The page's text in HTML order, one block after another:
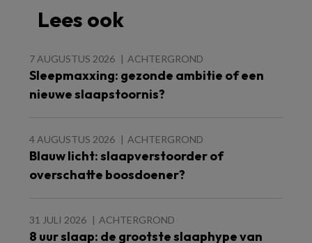
Lees ook
7 AUGUSTUS 2026 ACHTERGROND
Sleepmaxxing: gezonde ambitie of een
nieuwe slaapstoornis?
4 AUGUSTUS 2026 ACHTERGROND
Blauw licht: slaapverstoorder of
overschatte boosdoener?
31 JULI 2026 ACHTERGROND
8 uur slaap: de grootste slaaphype van